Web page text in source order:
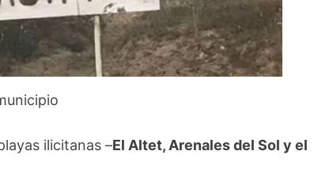
ilicitanas –El Altet, Arenales del Sol y el